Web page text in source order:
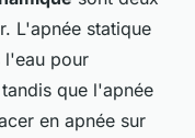
L'apnée statique
l'eau pour
que l'apnée
en apnée sur